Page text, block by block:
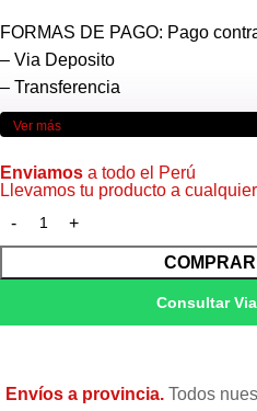
FORMAS DE PAGO: Pago
– Via Deposito
– Transferencia
Puede realizar cualquier tipo de
Ver más
Enviamos a todo el Perú
Llevamos tu producto a
Consultar
Envíos a provincia.Todos